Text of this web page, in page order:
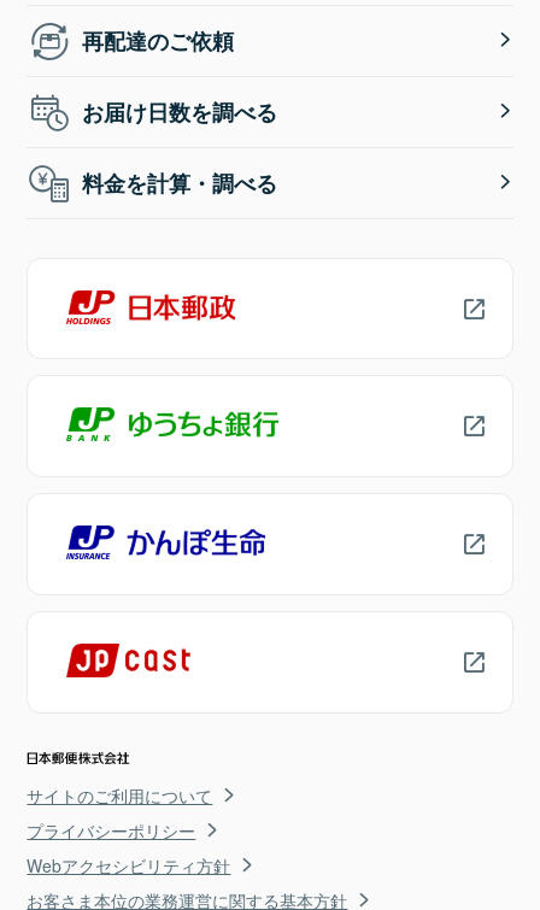
再配達のご依頼
お届け日数を調べる
料金を計算・調べる
サイトのご利用について
プライバシーポリシー
Webアクセシビリティ方針
お客さま本位の業務運営に関する基本方針